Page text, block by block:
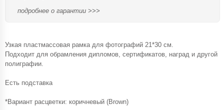
подробнее о гарантии >>>
Узкая пластмассовая рамка для фотографий 21*30 см.
Подходит для обрамления дипломов, сертификатов, наград и другой
полиграфии.
Есть подставка
*Вариант расцветки: коричневый (Brown)